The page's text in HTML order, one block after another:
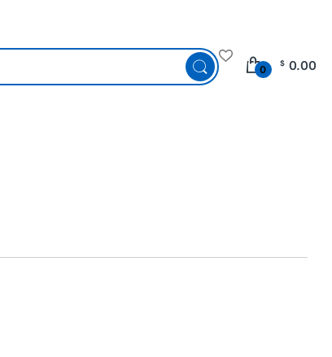
0
$ 0.00